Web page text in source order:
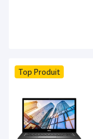
Top Produit